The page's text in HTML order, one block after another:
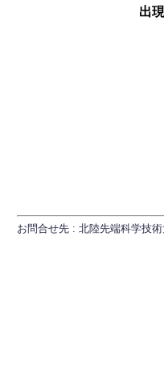
出
お問合せ先 : 北陸先端科学技